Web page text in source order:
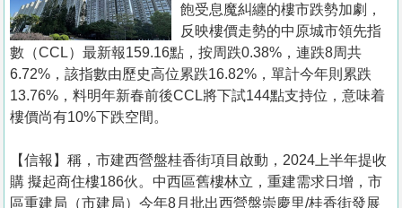
業
手
冊
關
於
們
飽受息魔糾纏的樓市跌勢加劇，
反映樓價走勢的中原城市領先指
數（CCL）最新報159.16點，按周跌0.38%，連跌8周共
6.72%，該指數由歷史高位累跌16.82%，單計今年則累跌
13.76%，料明年新春前後CCL將下試144點支持位，意味着
樓價尚有10%下跌空間。
【信報】稱，市建西營盤桂香街項目啟動，2024上半年提收
購 擬起商住樓186伙。中西區舊樓林立，重建需求日增，市
區重建局（市建局）今年8月批出西營盤崇慶里/桂香街發展